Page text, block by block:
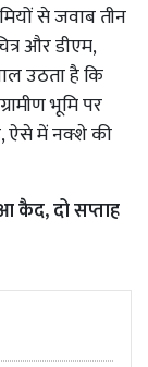
से जवाब तीन
और डीएम,
उठता है कि
भूमि पर
ऐसे में नक्शे की
दो सप्ताह